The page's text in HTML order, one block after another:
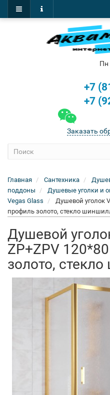
Пн
+7
+7
Заказать
Главная Сантехника
поддоны
Душевые уголки и
Vegas Glass
Душевой уголок
профиль золото, стекло
Душевой
ZP+ZPV
золото,